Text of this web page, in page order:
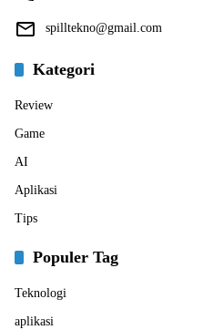
spilltekno@gmail.com
Kategori
Review
Game
AI
Aplikasi
Tips
Populer Tag
Teknologi
aplikasi